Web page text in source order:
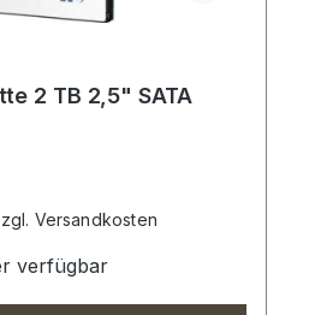
2 TB 2,5" SATA
Versandkosten
verfügbar